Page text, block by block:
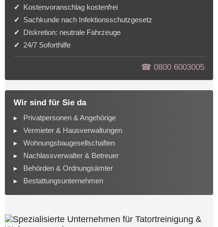
Kostenvoranschlag kostenfrei
Sachkunde nach Infektionsschutzgesetz
Diskretion: neutrale Fahrzeuge
24/7 Soforthilfe
☎︎ 0800 6003005
Wir sind für Sie da
Privatpersonen & Angehörige
Vermieter & Hausverwaltungen
Wohnungsbaugesellschaften
Nachlassverwalter & Betreuer
Behörden & Ordnungsämter
Bestattungsunternehmen